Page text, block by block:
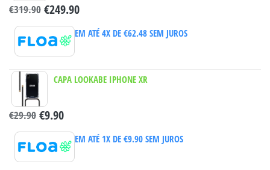
€319.90 €249.90
EM ATÉ 4X DE €62.48SEM JUROS
CAPA LOOKABE IPHONE XR
€29.90 €9.90
EM ATÉ 1X DE €9.90SEM JUROS